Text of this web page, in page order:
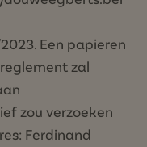
Een papieren
zal
zou verzoeken
Ferdinand